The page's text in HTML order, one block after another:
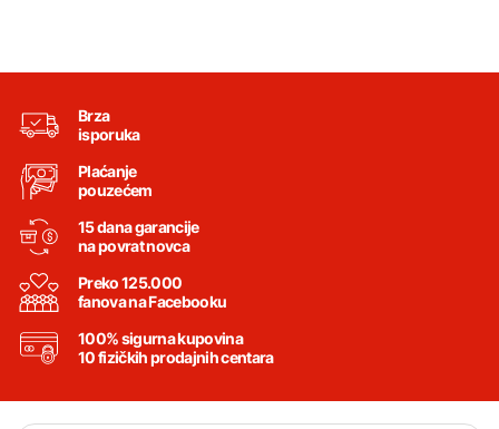
Brza
isporuka
Plaćanje
pouzećem
15 dana garancije
na povrat novca
Preko 125.000
fanova na Facebooku
100% sigurna kupovina
10 fizičkih prodajnih centara